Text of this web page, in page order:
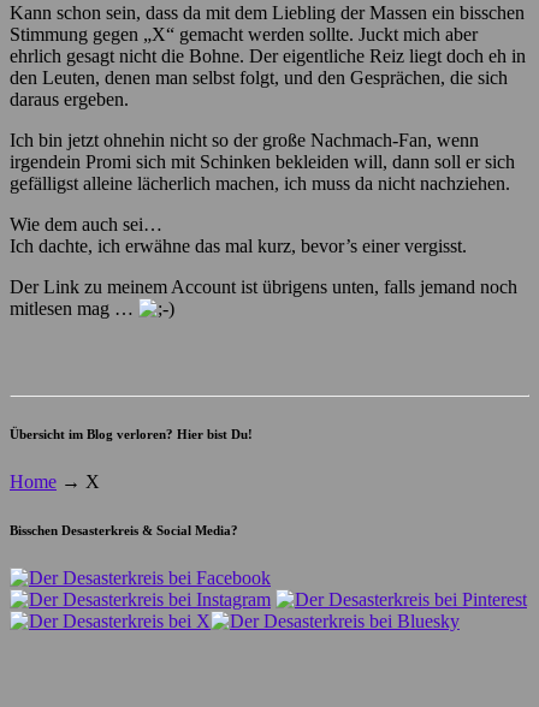
Kann schon sein, dass da mit dem Liebling der Massen ein bisschen
Stimmung gegen „X“ gemacht werden sollte. Juckt mich aber
ehrlich gesagt nicht die Bohne. Der eigentliche Reiz liegt doch eh in
den Leuten, denen man selbst folgt, und den Gesprächen, die sich
daraus ergeben.
Ich bin jetzt ohnehin nicht so der große Nachmach-Fan, wenn
irgendein Promi sich mit Schinken bekleiden will, dann soll er sich
gefälligst alleine lächerlich machen, ich muss da nicht nachziehen.
Wie dem auch sei…
Ich dachte, ich erwähne das mal kurz, bevor’s einer vergisst.
Der Link zu meinem Account ist übrigens unten, falls jemand noch
mitlesen mag …
Übersicht im Blog verloren? Hier bist Du!
Home → X
Bisschen Desasterkreis & Social Media?